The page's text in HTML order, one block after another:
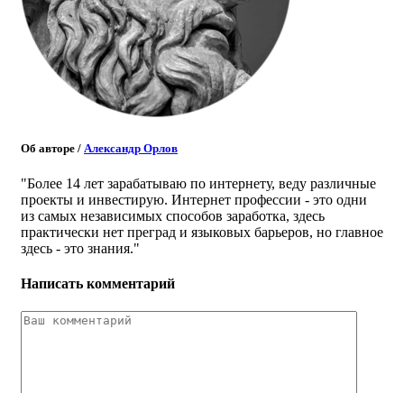
Об авторе / Александр Орлов
"Более 14 лет зарабатываю по интернету, веду различные
проекты и инвестирую. Интернет профессии - это одни
из самых независимых способов заработка, здесь
практически нет преград и языковых барьеров, но главное
здесь - это знания."
Написать комментарий